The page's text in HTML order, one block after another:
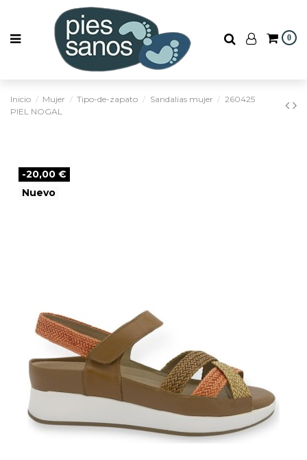
0
Inicio Mujer Tipo-de-zapato Sandalias mujer
260425
PIEL NOGAL
-20,00 €
Nuevo